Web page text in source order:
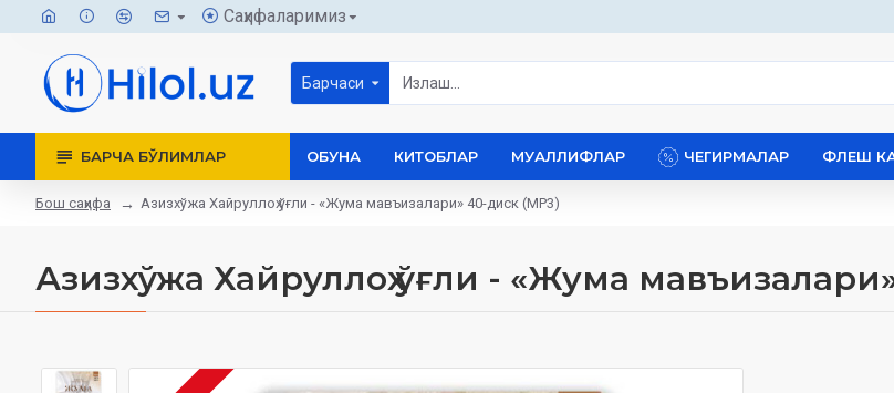
Саҳифаларимиз
Барчаси
БАРЧА БЎЛИМЛАР ОБУНА КИТОБЛАР МУАЛЛИФЛАР ЧЕГИРМАЛАР ФЛЕШ
Бош саҳифа Азизхўжа Хайруллоҳ ўғли - «Жума мавъизалари» 40-диск (МР3)
Азизхўжа Хайруллоҳ ўғли - «Жума